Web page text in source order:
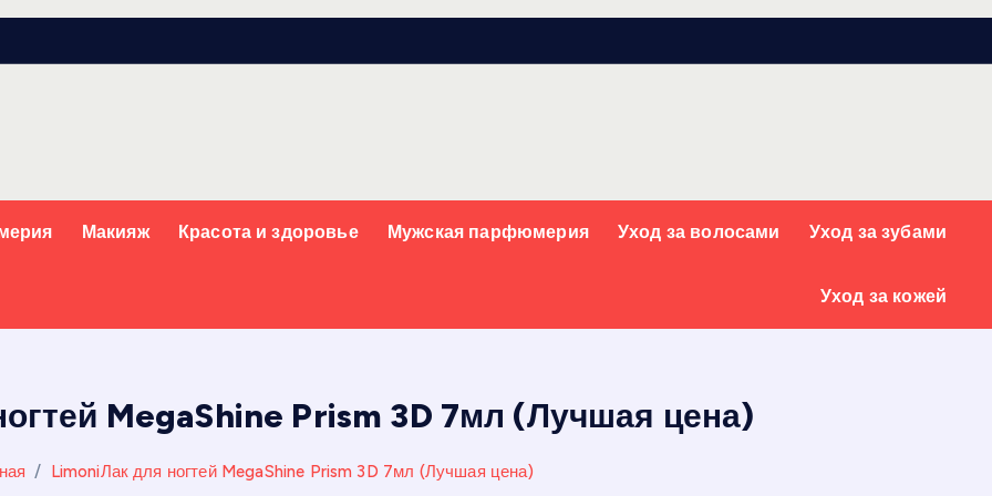
Макияж Красота и здоровье Мужская парфюмерия Уход за волосами Уход за зубами
Уход за кожей
MegaShine Prism 3D 7мл (Лучшая цена)
LimoniЛак для ногтей MegaShine Prism 3D 7мл (Лучшая цена)